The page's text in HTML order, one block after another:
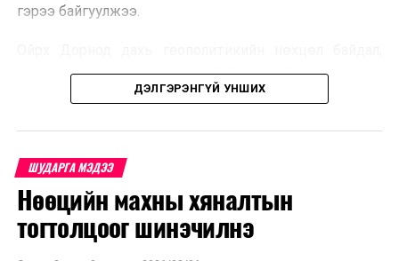
гэрээ байгуулжээ.
Орос, Украины дайнаас шалтгаалсан газрын тосны
үнийн өсөлт дэлхийн зах зээлд буураагүй байна.
дахин өсөж, ОХУ болон бусад эх үүсвэрээс худалдан
авах шатахууны үнэ 1,200-2,000 ам.долларт хүрчээ.
Иймд дотоодын зах зээл дэх үнийн өсөлтийг
сааруулахын тулд гаалийн болон онцгой албан
татварыг тэглэх шаардлага үүссэнийг салбарын сайд
ДЭЛГЭРЭНГҮЙ УНШИХ
ШУДАРГА МЭДЭЭ
Нөөцийн махны хяналтын
тогтолцоог шинэчилнэ